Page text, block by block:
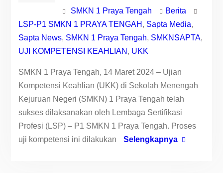
SMKN 1 Praya Tengah
Berita
LSP-P1 SMKN 1 PRAYA TENGAH , Sapta Media,
Sapta News, SMKN 1 Praya Tengah, SMKNSAPTA,
UJI KOMPETENSI KEAHLIAN , UKK
SMKN 1 Praya Tengah, 14 Maret 2024 – Ujian
Kompetensi Keahlian (UKK) di Sekolah Menengah
Kejuruan Negeri (SMKN) 1 Praya Tengah telah
sukses dilaksanakan oleh Lembaga Sertifikasi
Profesi (LSP) – P1 SMKN 1 Praya Tengah. Proses
uji kompetensi ini dilakukan
Selengkapnya